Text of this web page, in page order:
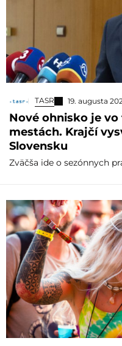
TASR 19. augusta
Nové ohnisko je
mestách. Krajčí
Slovensku
Zväčša ide o sezónnych